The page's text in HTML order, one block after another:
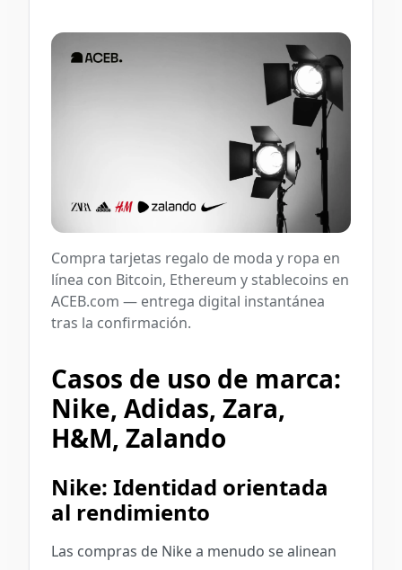
Compra tarjetas regalo de moda y ropa en
línea con Bitcoin, Ethereum y stablecoins en
ACEB.com — entrega digital instantánea
tras la confirmación.
Casos de uso de marca:
Nike, Adidas, Zara,
H&M, Zalando
Nike: Identidad orientada
al rendimiento
Las compras de Nike a menudo se alinean